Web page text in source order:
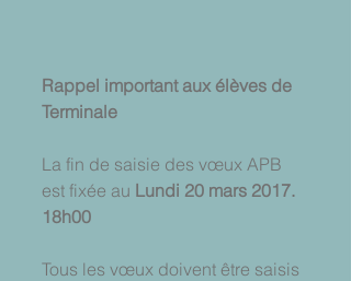
Rappel important aux élèves de
Terminale
La fin de saisie des vœux APB
est fixée au Lundi 20 mars 2017.
18h00
Tous les vœux doivent être saisis